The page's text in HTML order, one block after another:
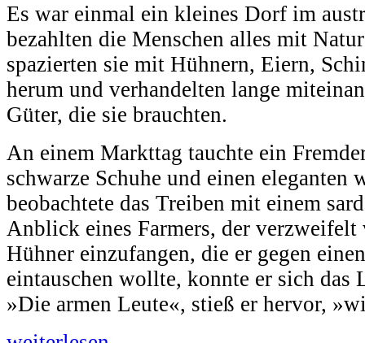
Es war einmal ein kleines Dorf im
bezahlten die Menschen alles mit
spazierten sie mit Hühnern, Eiern,
herum und verhandelten lange
Güter, die sie brauchten.
An einem Markttag tauchte ein
schwarze Schuhe und einen eleganten
beobachtete das Treiben mit einem
Anblick eines Farmers, der verzweifelt
Hühner einzufangen, die er gegen
eintauschen wollte, konnte er sich das
»Die armen Leute«, stieß er hervor,